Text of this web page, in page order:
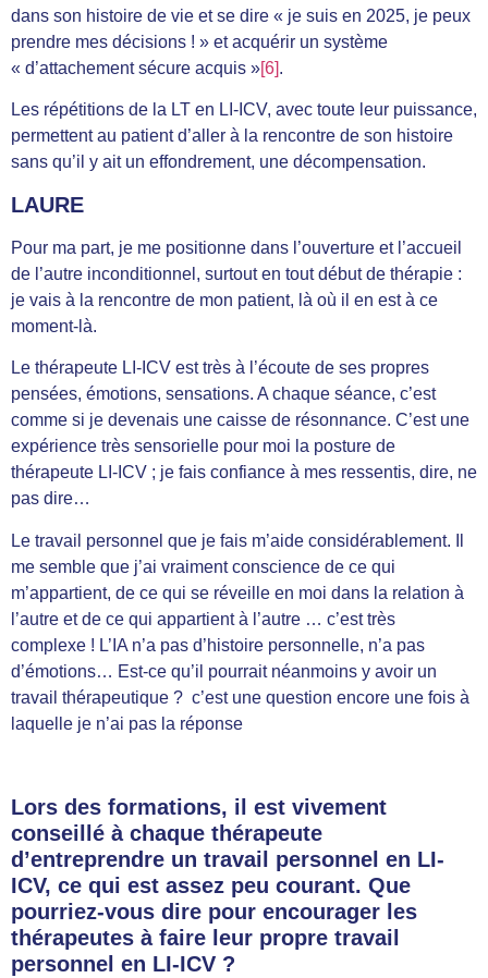
dans son histoire de vie et se dire « je suis en 2025, je peux
prendre mes décisions ! » et acquérir un système
« d’attachement sécure acquis »[6].
Les répétitions de la LT en LI-ICV, avec toute leur puissance,
permettent au patient d’aller à la rencontre de son histoire
sans qu’il y ait un effondrement, une décompensation.
LAURE
Pour ma part, je me positionne dans l’ouverture et l’accueil
de l’autre inconditionnel, surtout en tout début de thérapie :
je vais à la rencontre de mon patient, là où il en est à ce
moment-là.
Le thérapeute LI-ICV est très à l’écoute de ses propres
pensées, émotions, sensations. A chaque séance, c’est
comme si je devenais une caisse de résonnance. C’est une
expérience très sensorielle pour moi la posture de
thérapeute LI-ICV ; je fais confiance à mes ressentis, dire, ne
pas dire…
Le travail personnel que je fais m’aide considérablement. Il
me semble que j’ai vraiment conscience de ce qui
m’appartient, de ce qui se réveille en moi dans la relation à
l’autre et de ce qui appartient à l’autre … c’est très
complexe ! L’IA n’a pas d’histoire personnelle, n’a pas
d’émotions… Est-ce qu’il pourrait néanmoins y avoir un
travail thérapeutique ? c’est une question encore une fois à
laquelle je n’ai pas la réponse
Lors des formations, il est vivement
conseillé à chaque thérapeute
d’entreprendre un travail personnel en LI-
ICV, ce qui est assez peu courant. Que
pourriez-vous dire pour encourager les
thérapeutes à faire leur propre travail
personnel en LI-ICV ?